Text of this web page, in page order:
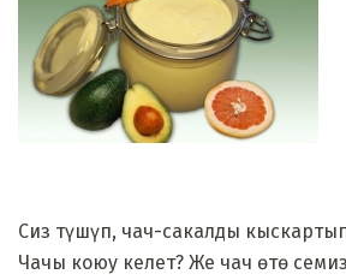
Сиз түшүп, чач-сакалды
Чачы коюу келет? Же чач өтө